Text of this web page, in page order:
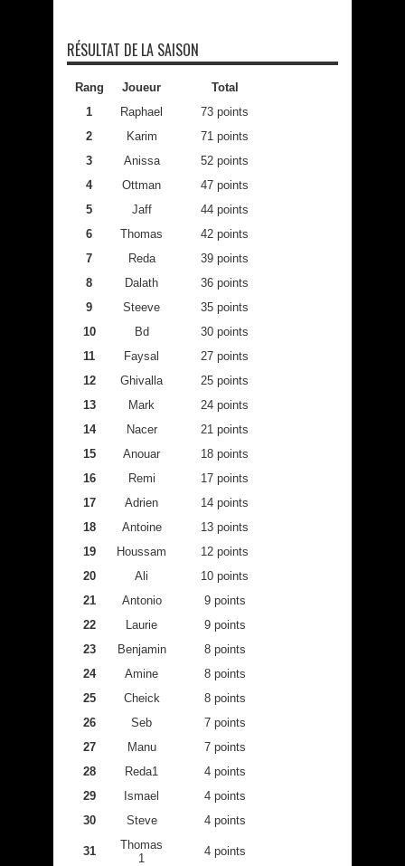
RÉSULTAT DE LA SAISON
Rang Joueur
Total
1
Raphael
73 points
2
Karim
71 points
3
Anissa
52 points
4
Ottman
47 points
5
Jaff
44 points
6
Thomas
42 points
7
Reda
39 points
8
Dalath
36 points
9
Steeve
35 points
10
Bd
30 points
11
Faysal
27 points
12
Ghivalla
25 points
13
Mark
24 points
14
Nacer
21 points
15
Anouar
18 points
16
Remi
17 points
17
Adrien
14 points
18
Antoine
13 points
19
Houssam
12 points
20
Ali
10 points
21
Antonio
9 points
22
Laurie
9 points
23
Benjamin
8 points
24
Amine
8 points
25
Cheick
8 points
26
Seb
7 points
27
Manu
7 points
28
Reda1
4 points
29
Ismael
4 points
30
Steve 4 points
31
Thomas
1
4 points